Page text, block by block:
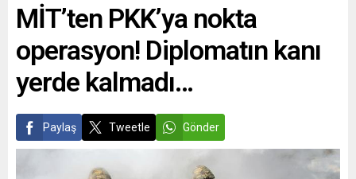
MİT’ten PKK’ya nokta
operasyon! Diplomatın kanı
yerde kalmadı…
Paylaş Tweetle Gönder